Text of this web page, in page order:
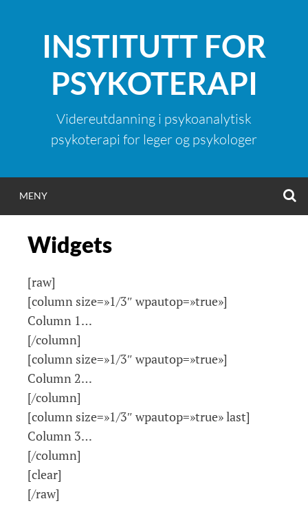
INSTITUTT FOR
PSYKOTERAPI
Videreutdanning i psykoanalytisk
psykoterapi for leger og psykologer
MENY
Widgets
[raw]
[column size=»1/3″ wpautop=»true»]
Column 1…
[/column]
[column size=»1/3″ wpautop=»true»]
Column 2…
[/column]
[column size=»1/3″ wpautop=»true» last]
Column 3…
[/column]
[clear]
[/raw]